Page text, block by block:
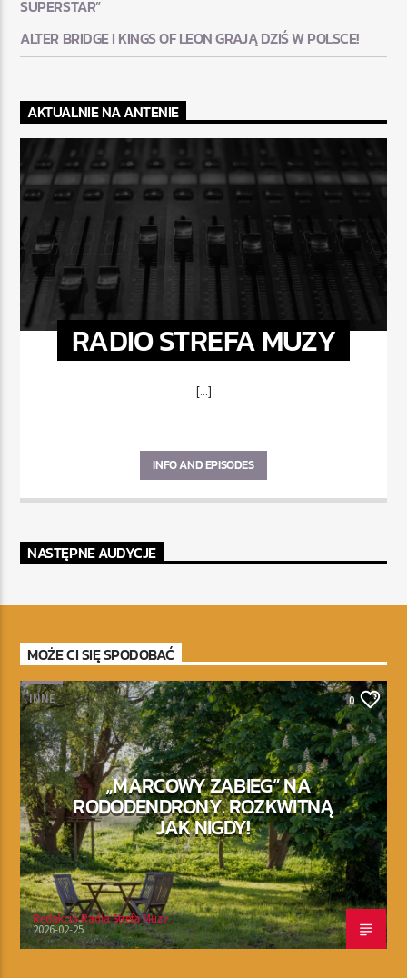
SUPERSTAR”
ALTER BRIDGE I KINGS OF LEON GRAJĄ DZIŚ W POLSCE!
AKTUALNIE NA ANTENIE
RADIO STREFA MUZY
[...]
INFO AND EPISODES
NASTĘPNE AUDYCJE
MOŻE CI SIĘ SPODOBAĆ
INNE 0
„MARCOWY ZABIEG” NA
RODODENDRONY. ROZKWITNĄ
JAK NIGDY!
Redakcja Radia Strefa Muzy
2026-02-25